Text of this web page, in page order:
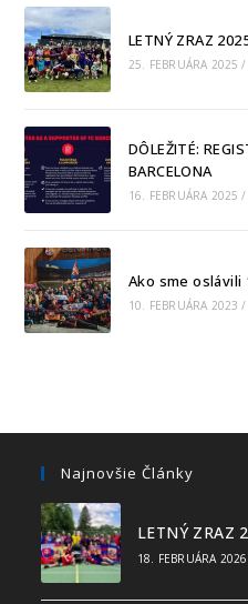
LETNÝ ZRAZ
25. FEBRUÁRA 2025 /
DÔLEŽITÉ:
BARCELONA
16. FEBRUÁRA 2025 /
Ako sme oslávili
10. FEBRUÁRA 2023 /
Najnovšie Články
LETNÝ ZRAZ
18. FEBRUÁRA 2026